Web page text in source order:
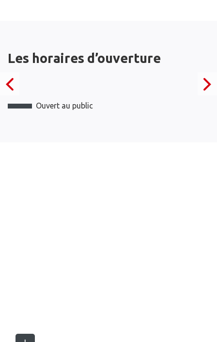
Les horaires d’ouverture
Ouvert au public